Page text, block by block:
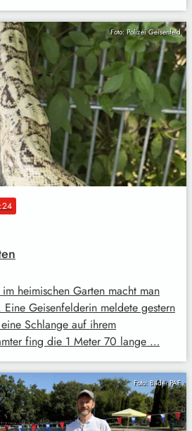
Foto: Polizei Geisenfeld
heimischen Garten macht man
Geisenfelderin meldete gestern
Schlange auf ihrem
fing die 1 Meter 70 lange …
Foto: Bäder PAF